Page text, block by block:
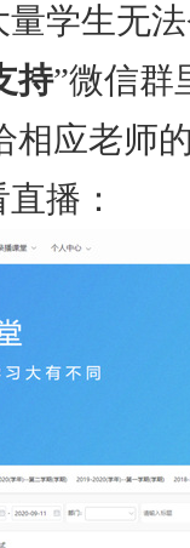
学生无
持”微信群
相应老师
播：